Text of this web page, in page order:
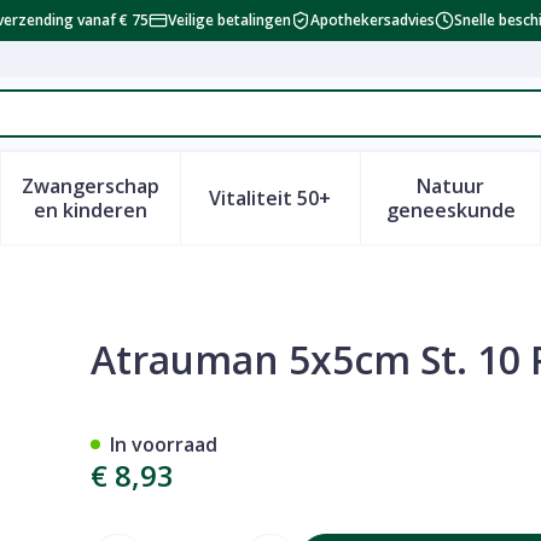
vanaf € 75 Veilige betalingen Apothekersadvies Snelle
verzorging en hygiëne categorie
voor Dieet, voeding en vitamines categorie
Zwangerschap
en kinderenToon submenu voor Zwangerschap en
Vitaliteit 50+Toon submenu voor
Natuur
geneeskunde
Toon
Atrauman 5x5cm St. 10
€ 8,93
In voorraad